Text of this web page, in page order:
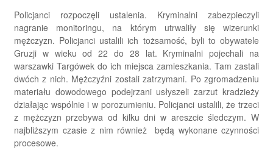
Policjanci rozpoczęli ustalenia. Kryminalni zabezpieczyli
nagranie monitoringu, na którym utrwaliły się wizerunki
mężczyzn. Policjanci ustalili ich tożsamość, byli to obywatele
Gruzji w wieku od 22 do 28 lat. Kryminalni pojechali na
warszawki Targówek do ich miejsca zamieszkania. Tam zastali
dwóch z nich. Mężczyźni zostali zatrzymani. Po zgromadzeniu
materiału dowodowego podejrzani usłyszeli zarzut kradzieży
działając wspólnie i w porozumieniu. Policjanci ustalili, że trzeci
z mężczyzn przebywa od kilku dni w areszcie śledczym. W
najbliższym czasie z nim również będą wykonane czynności
procesowe.